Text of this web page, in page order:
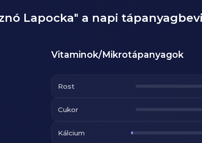
Lapocka" a napi
Vitaminok/Mikrotápanyagok
Rost
Cukor
Kálcium